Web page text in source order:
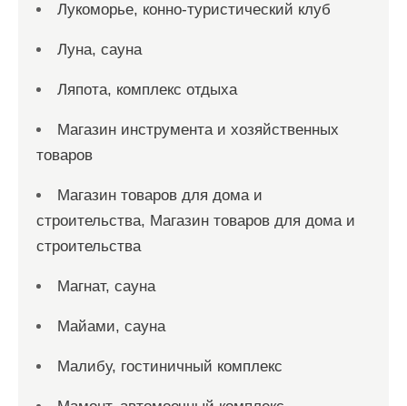
Лукоморье, конно-туристический клуб
Луна, сауна
Ляпота, комплекс отдыха
Магазин инструмента и хозяйственных
товаров
Магазин товаров для дома и
строительства, Магазин товаров для дома и
строительства
Магнат, сауна
Майами, сауна
Малибу, гостиничный комплекс